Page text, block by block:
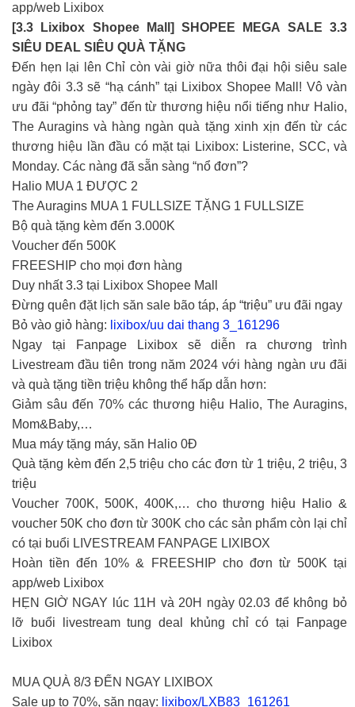
app/web Lixibox
[3.3 Lixibox Shopee Mall] SHOPEE MEGA SALE 3.3
SIÊU DEAL SIÊU QUÀ TẶNG
Đến hẹn lại lên Chỉ còn vài giờ nữa thôi đại hội siêu sale
ngày đôi 3.3 sẽ “hạ cánh” tại Lixibox Shopee Mall! Vô vàn
ưu đãi “phỏng tay” đến từ thương hiệu nổi tiếng như Halio,
The Auragins và hàng ngàn quà tặng xinh xịn đến từ các
thương hiệu lần đầu có mặt tại Lixibox: Listerine, SCC, và
Monday. Các nàng đã sẵn sàng “nổ đơn”?
Halio MUA 1 ĐƯỢC 2
The Auragins MUA 1 FULLSIZE TẶNG 1 FULLSIZE
Bộ quà tặng kèm đến 3.000K
Voucher đến 500K
FREESHIP cho mọi đơn hàng
Duy nhất 3.3 tại Lixibox Shopee Mall
Đừng quên đặt lịch săn sale bão táp, áp “triệu” ưu đãi ngay
Bỏ vào giỏ hàng: lixibox/uu dai thang 3_161296
Ngay tại Fanpage Lixibox sẽ diễn ra chương trình
Livestream đầu tiên trong năm 2024 với hàng ngàn ưu đãi
và quà tặng tiền triệu không thể hấp dẫn hơn:
Giảm sâu đến 70% các thương hiệu Halio, The Auragins,
Mom&Baby,…
Mua máy tặng máy, săn Halio 0Đ
Quà tặng kèm đến 2,5 triệu cho các đơn từ 1 triệu, 2 triệu, 3
triệu
Voucher 700K, 500K, 400K,… cho thương hiệu Halio &
voucher 50K cho đơn từ 300K cho các sản phẩm còn lại chỉ
có tại buổi LIVESTREAM FANPAGE LIXIBOX
Hoàn tiền đến 10% & FREESHIP cho đơn từ 500K tại
app/web Lixibox
HẸN GIỜ NGAY lúc 11H và 20H ngày 02.03 để không bỏ
lỡ buổi livestream tung deal khủng chỉ có tại Fanpage
Lixibox
MUA QUÀ 8/3 ĐẾN NGAY LIXIBOX
Sale up to 70%, săn ngay: lixibox/LXB83_161261